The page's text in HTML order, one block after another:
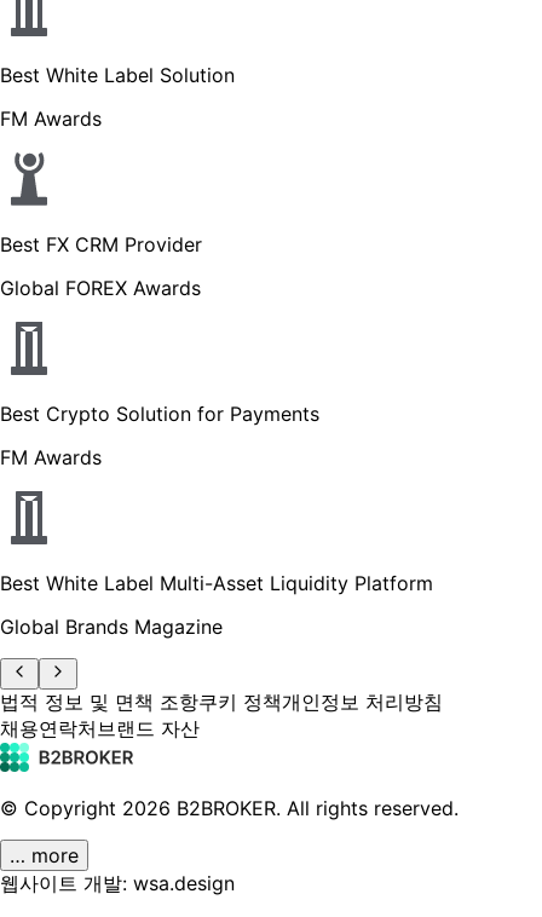
Best White Label Solution
FM Awards
Best FX CRM Provider
Global FOREX Awards
Best Crypto Solution for Payments
FM Awards
Best White Label Multi-Asset Liquidity Platform
Global Brands Magazine
법적 정보 및 면책 조항쿠키 정책개인정보 처리방침
채용연락처 브랜드 자산
© Copyright 2026 B2BROKER. All rights reserved.
… more
웹사이트 개발: wsa.design